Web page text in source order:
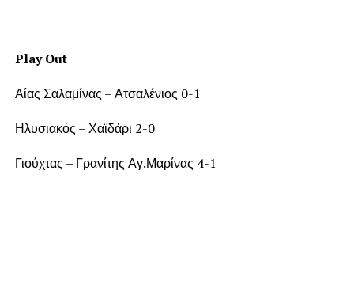
Play Out
Αίας Σαλαμίνας – Ατσαλένιος 0-1
Ηλυσιακός – Χαϊδάρι 2-0
Γιούχτας – Γρανίτης Αγ.Μαρίνας 4-1